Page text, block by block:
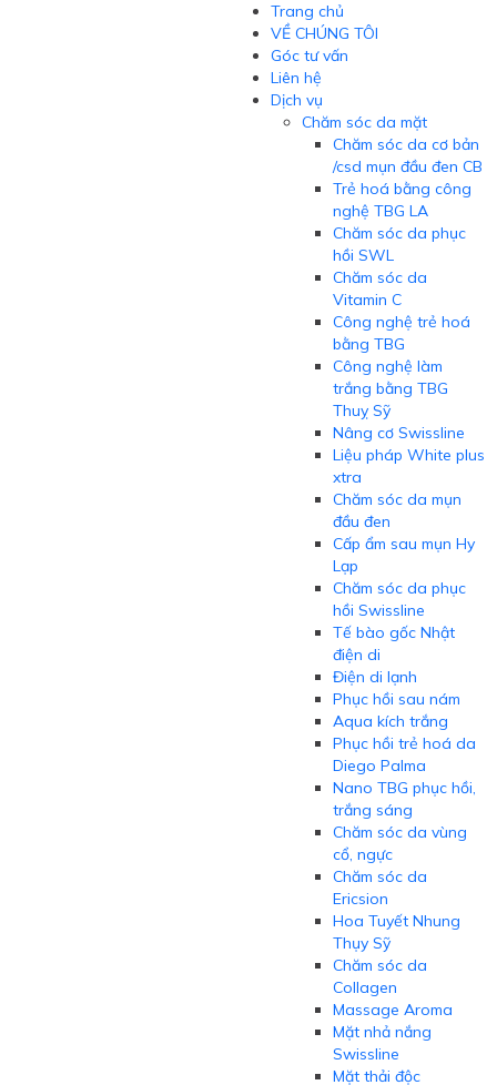
Trang chủ
VỀ CHÚNG TÔI
Góc tư vấn
Liên hệ
Dịch vụ
Chăm sóc da mặt
Chăm sóc da cơ bản
/csd mụn đầu đen CB
Trẻ hoá bằng công
nghệ TBG LA
Chăm sóc da phục
hồi SWL
Chăm sóc da
Vitamin C
Công nghệ trẻ hoá
bằng TBG
Công nghệ làm
trắng bằng TBG
Thuỵ Sỹ
Nâng cơ Swissline
Liệu pháp White plus
xtra
Chăm sóc da mụn
đầu đen
Cấp ẩm sau mụn Hy
Lạp
Chăm sóc da phục
hồi Swissline
Tế bào gốc Nhật
điện di
Điện di lạnh
Phục hồi sau nám
Aqua kích trắng
Phục hồi trẻ hoá da
Diego Palma
Nano TBG phục hồi,
trắng sáng
Chăm sóc da vùng
cổ, ngực
Chăm sóc da
Ericsion
Hoa Tuyết Nhung
Thụy Sỹ
Chăm sóc da
Collagen
Massage Aroma
Mặt nhả nắng
Swissline
Mặt thải độc